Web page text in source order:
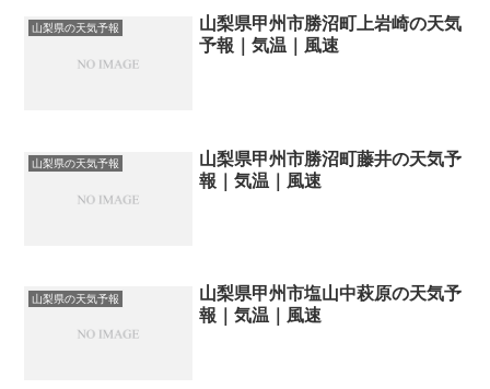
山梨県の天気予報
山梨県甲州市勝沼町上岩崎の天気
予報｜気温｜風速
山梨県の天気予報
山梨県甲州市勝沼町藤井の天気予
報｜気温｜風速
山梨県の天気予報
山梨県甲州市塩山中萩原の天気予
報｜気温｜風速